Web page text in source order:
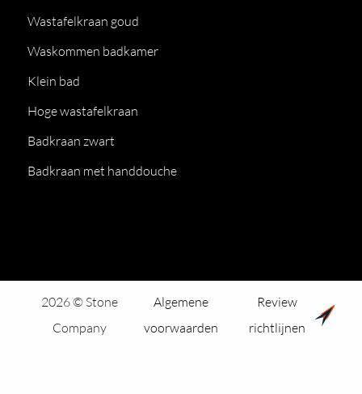
Wastafelkraan goud
Waskommen badkamer
Klein bad
Hoge wastafelkraan
Badkraan zwart
Badkraan met handdouche
2026 © Stone
Company
Algemene
voorwaarden
Review
richtlijnen